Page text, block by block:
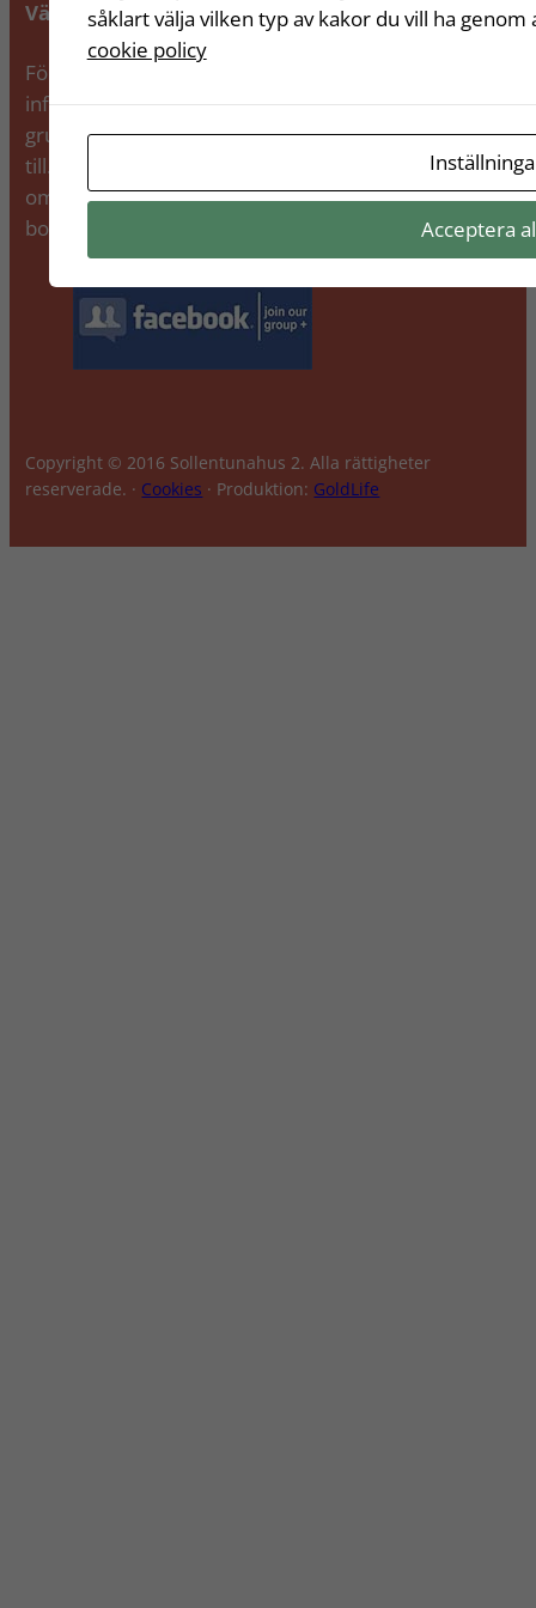
Välkommen till Facebookgruppen
Förutom denna hemsida, där du hittar all
information om föreningen, finns den även en
grupp på Facebook som alla medlemmar välkomnas
till. Där kan du själv lägga upp och läsa andras poster
om t ex köpes/säljes och tips, efterlysningar av
borttappade saker.
Copyright © 2016 Sollentunahus 2. Alla rättigheter
reserverade. · Cookies · Produktion: GoldLife
såklart välja vilken typ av kakor du vill ha
cookie policy
Acceptera